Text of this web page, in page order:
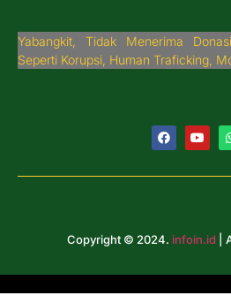
Yabangkit, Tidak Menerima
Seperti Korupsi, Human Traficking,
Copyright © 2024. infoin.id |